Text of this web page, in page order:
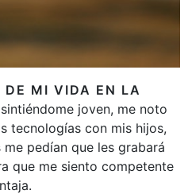
DE MI VIDA EN LA
joven, me noto
tecnologías con mis hijos,
pedían que les grabará
que me siento competente